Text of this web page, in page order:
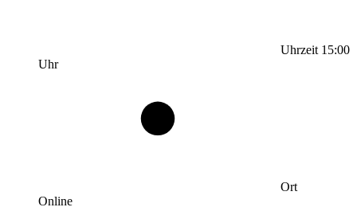
Uhrzeit 15:00
Uhr
Ort
Online